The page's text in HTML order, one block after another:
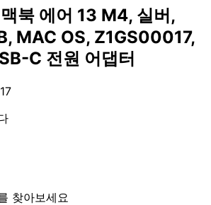
북 에어 13 M4, 실버,
MAC OS, Z1GS00017,
C 전원 어댑터
찾아보세요